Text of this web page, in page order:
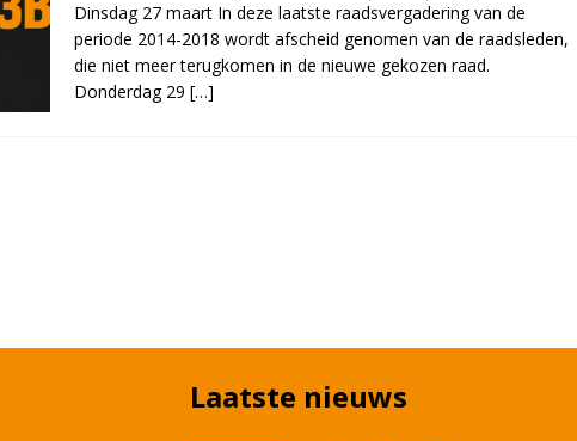
Dinsdag 27 maart In deze laatste raadsvergadering van de
periode 2014-2018 wordt afscheid genomen van de raadsleden,
die niet meer terugkomen in de nieuwe gekozen raad.
Donderdag 29 […]
Laatste nieuws